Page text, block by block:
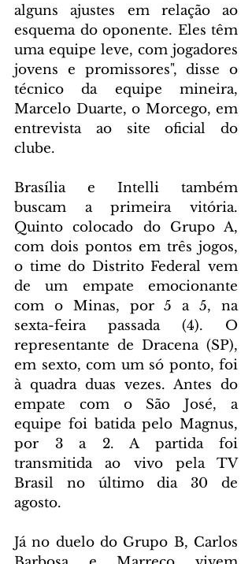
alguns ajustes em relação ao
esquema do oponente. Eles têm
uma equipe leve, com jogadores
jovens e promissores", disse o
técnico da equipe mineira,
Marcelo Duarte, o Morcego, em
entrevista ao site oficial do
clube.
Brasília e Intelli também
buscam a primeira vitória.
Quinto colocado do Grupo A,
com dois pontos em três jogos,
o time do Distrito Federal vem
de um empate emocionante
com o Minas, por 5 a 5, na
sexta-feira passada (4). O
representante de Dracena (SP),
em sexto, com um só ponto, foi
à quadra duas vezes. Antes do
empate com o São José, a
equipe foi batida pelo Magnus,
por 3 a 2. A partida foi
transmitida ao vivo pela TV
Brasil no último dia 30 de
agosto.
Já no duelo do Grupo B, Carlos